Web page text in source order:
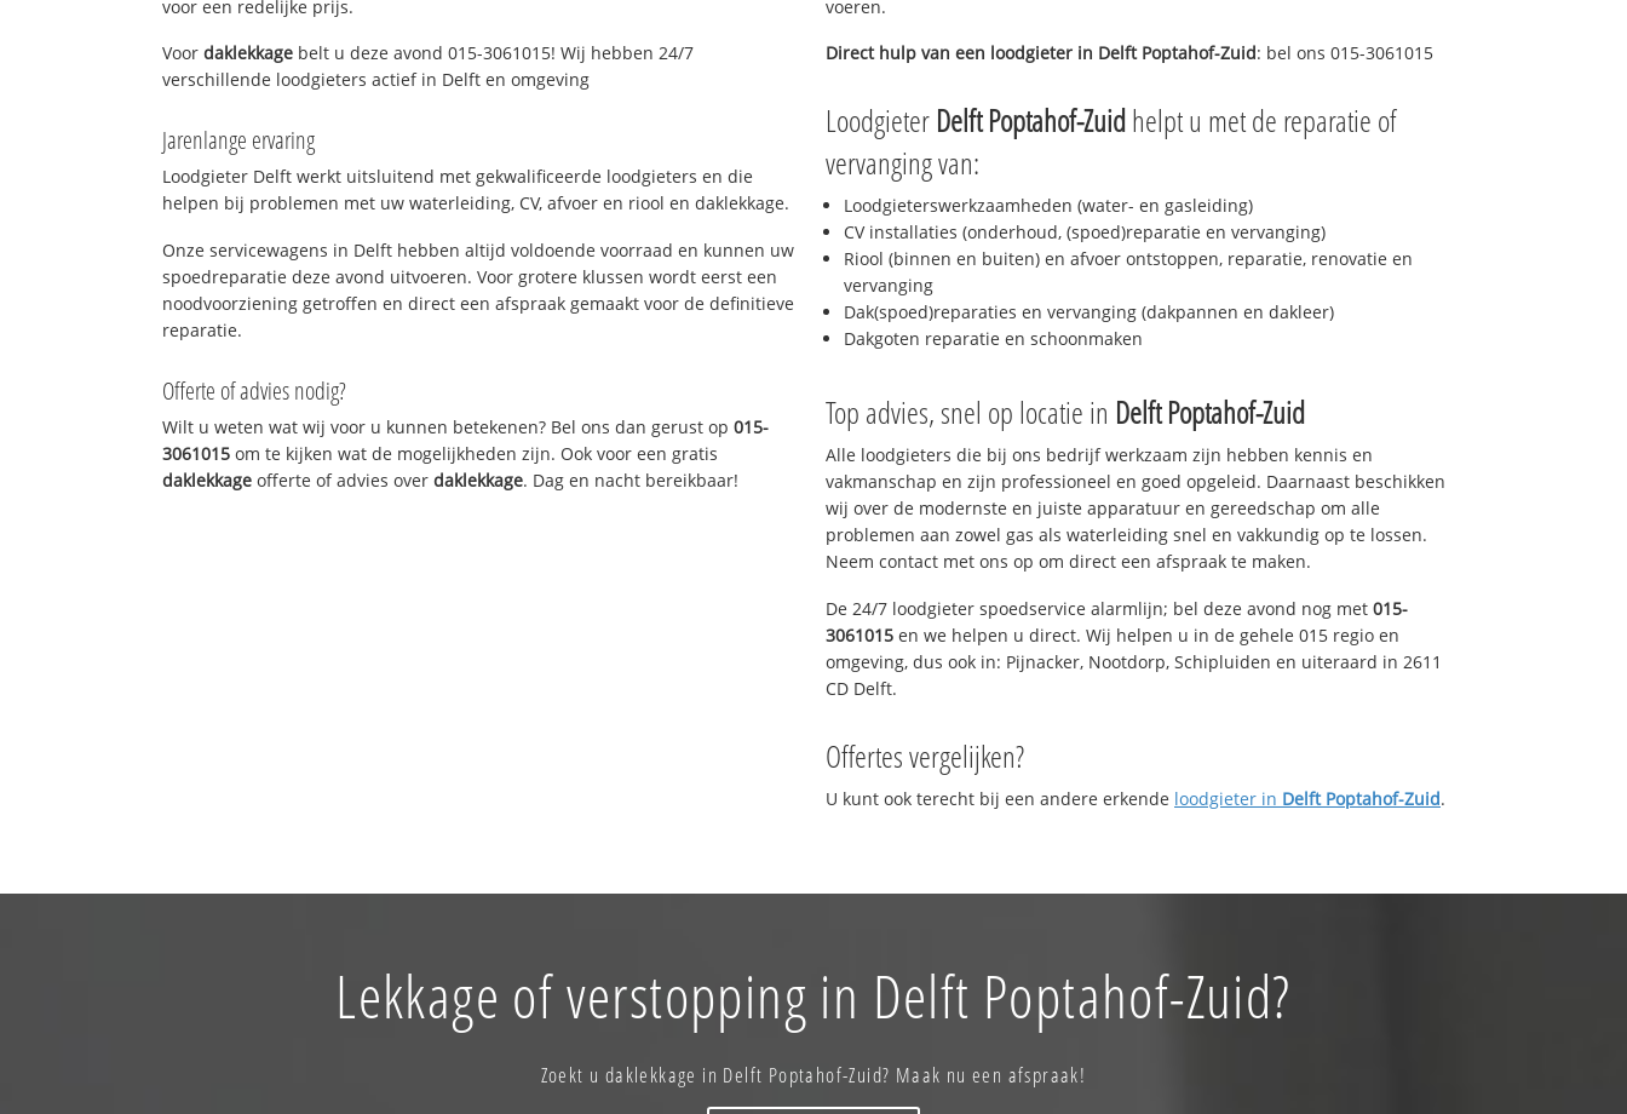
voor een redelijke prijs.
Voordaklekkage belt u deze avond 015-3061015! Wij hebben 24/7
verschillende loodgieters actief in Delft en omgeving
Jarenlange ervaring
Loodgieter Delft werkt uitsluitend met gekwalificeerde loodgieters en die
helpen bij problemen met uw waterleiding, CV, afvoer en riool en daklekkage.
Onze servicewagens in Delft hebben altijd voldoende voorraad en kunnen uw
spoedreparatie deze avond uitvoeren. Voor grotere klussen wordt eerst een
noodvoorziening getroffen en direct een afspraak gemaakt voor de definitieve
reparatie.
Offerte of advies nodig?
Wilt u weten wat wij voor u kunnen betekenen? Bel ons dan gerust op015-
3061015 om te kijken wat de mogelijkheden zijn. Ook voor een gratis
daklekkage offerte of advies overdaklekkage. Dag en nacht bereikbaar!
voeren.
Direct hulp van een loodgieter in Delft Poptahof-Zuid: bel ons 015-3061015
Loodgieter Delft Poptahof-Zuidhelpt u met de reparatie of
vervanging van:
Loodgieterswerkzaamheden (water- en gasleiding)
CV installaties (onderhoud, (spoed)reparatie en vervanging)
Riool (binnen en buiten) en afvoer ontstoppen, reparatie, renovatie en
vervanging
Dak(spoed)reparaties en vervanging (dakpannen en dakleer)
Dakgoten reparatie en schoonmaken
Top advies, snel op locatie in Delft Poptahof-Zuid
Alle loodgieters die bij ons bedrijf werkzaam zijn hebben kennis en
vakmanschap en zijn professioneel en goed opgeleid. Daarnaast beschikken
wij over de modernste en juiste apparatuur en gereedschap om alle
problemen aan zowel gas als waterleiding snel en vakkundig op te lossen.
Neem contact met ons op om direct een afspraak te maken.
De 24/7 loodgieter spoedservice alarmlijn; bel deze avond nog met 015-
3061015 en we helpen u direct. Wij helpen u in de gehele 015 regio en
omgeving, dus ook in: Pijnacker, Nootdorp, Schipluiden en uiteraard in 2611
CD Delft.
Offertes vergelijken?
U kunt ook terecht bij een andere erkende loodgieter in Delft Poptahof-Zuid.
Lekkage of verstopping in Delft Poptahof-Zuid?
Zoekt u daklekkage in Delft Poptahof-Zuid? Maak nu een afspraak!